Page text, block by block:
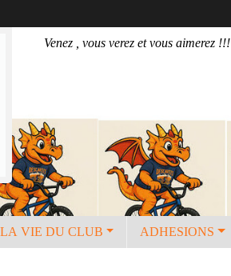
Venez , vous verez et vous aimerez !!!
LA VIE DU CLUB ADHESIONS